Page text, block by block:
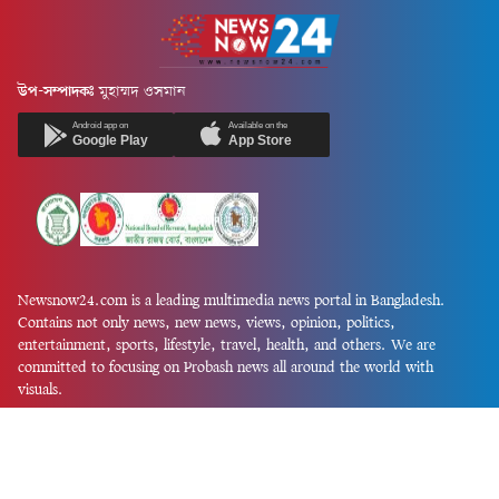
উপ-সম্পাদকঃ মুহাম্মদ ওসমান
Android app on
Google Play
Available on the
App Store
Newsnow24.com is a leading multimedia news portal in Bangladesh.
Contains not only news, new news, views, opinion, politics,
entertainment, sports, lifestyle, travel, health, and others. We are
committed to focusing on Probash news all around the world with
visuals.